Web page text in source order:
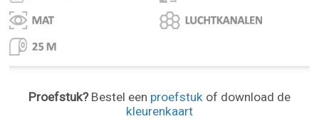
Proefstuk?Bestel een proefstukof download de
kleurenkaart